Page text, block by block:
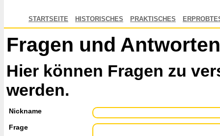
STARTSEITE HISTORISCHES PRAKTISCHES
Fragen und Antworten
Hier können Fragen zu
werden.
Nickname
Frage